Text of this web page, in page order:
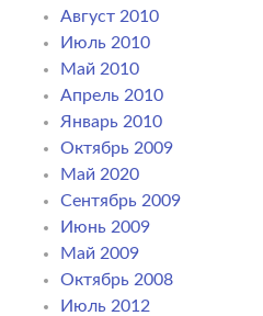
Август 2010
Июль 2010
Май 2010
Апрель 2010
Январь 2010
Октябрь 2009
Май 2020
Сентябрь 2009
Июнь 2009
Май 2009
Октябрь 2008
Июль 2012